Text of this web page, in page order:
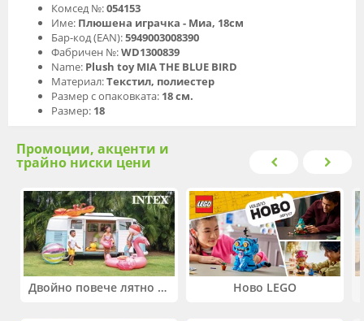
Комсед №:054153
Име: Плюшена играчка - Миа, 18см
Бар-код (EAN):5949003008390
Фабричен №:WD1300839
Name: Plush toy MIA THE BLUE BIRD
Материал:Текстил, полиестер
Размер с опаковката: 18 см.
Размер: 18
Промоции, акценти и
трайно ниски цени
Двойно повече лятно забавление! Купи 2 продукта INTEX и вземи -33% Ново LEGO